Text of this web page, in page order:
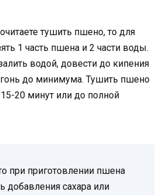
тушить пшено, то для
1 часть пшена и 2 части воды.
водой, довести до кипения
до минимума. Тушить пшено
20 минут или до полной
при приготовлении пшена
добавления сахара или